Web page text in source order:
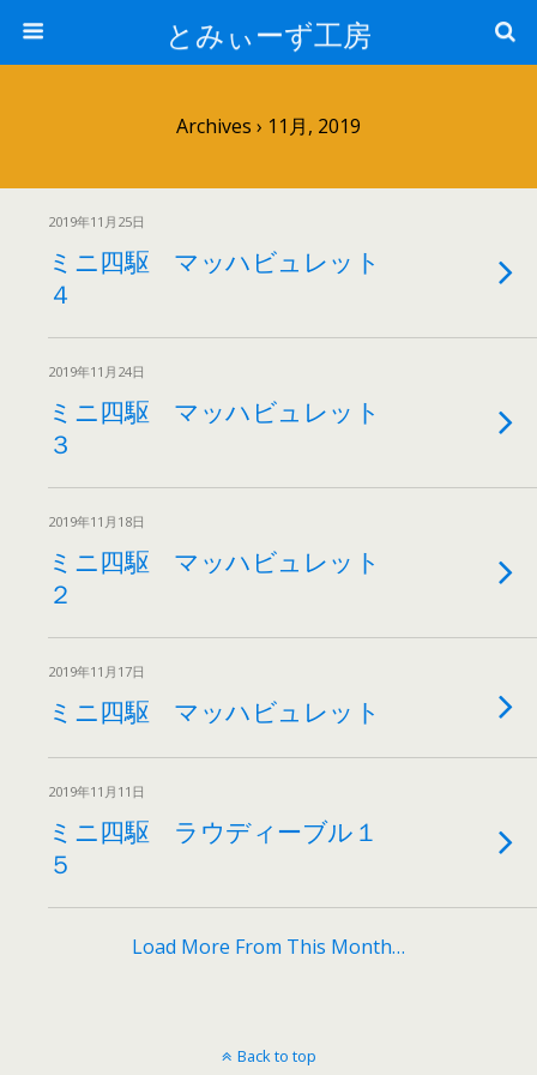
とみぃーず工房
Archives › 11月, 2019
2019年11月25日
ミニ四駆 マッハビュレット
４
2019年11月24日
ミニ四駆 マッハビュレット
３
2019年11月18日
ミニ四駆 マッハビュレット
２
2019年11月17日
ミニ四駆 マッハビュレット
2019年11月11日
ミニ四駆 ラウディーブル１
５
Load More From This Month…
Back to top